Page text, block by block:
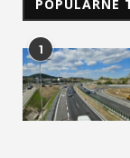
POPULARNE
1